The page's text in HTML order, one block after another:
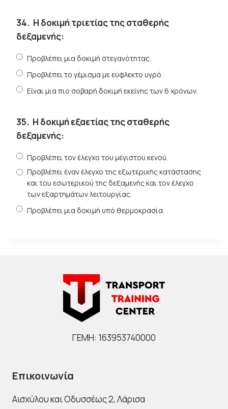
34. Η δοκιμή τριετίας της σταθερής
δεξαμενής:
Προβλέπει μια δοκιμή στεγανότητας.
Προβλέπει το γέμισμα με εύφλεκτο υγρό.
Είναι μια πιο σοβαρή δοκιμή εκείνης των 6 χρόνων.
35. Η δοκιμή εξαετίας της σταθερής
δεξαμενής:
Προβλέπει τον έλεγχο του μέγιστου κενού.
Προβλέπει έναν έλεγχο της εξωτερικής κατάστασης
και του εσωτερικού της δεξαμενής και τον έλεγχο
των εξαρτημάτων λειτουργίας.
Προβλέπει μια δοκιμή υπό θερμοκρασία.
ΓΕΜΗ: 163953740000
Επικοινωνία
Αισχύλου και Οδυσσέως 2, Λάρισα